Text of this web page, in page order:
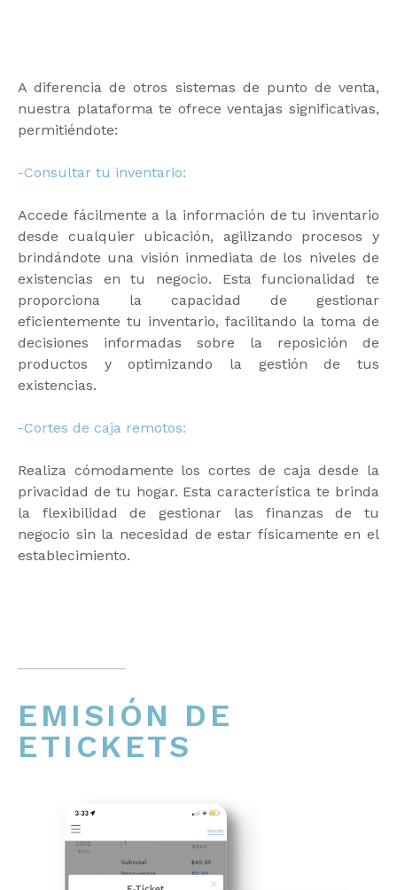
A diferencia de otros sistemas de punto de venta,
nuestra plataforma te ofrece ventajas significativas,
permitiéndote:
-Consultar tu inventario:
Accede fácilmente a la información de tu inventario
desde cualquier ubicación, agilizando procesos y
brindándote una visión inmediata de los niveles de
existencias en tu negocio. Esta funcionalidad te
proporciona la capacidad de gestionar
eficientemente tu inventario, facilitando la toma de
decisiones informadas sobre la reposición de
productos y optimizando la gestión de tus
existencias.
-Cortes de caja remotos:
Realiza cómodamente los cortes de caja desde la
privacidad de tu hogar. Esta característica te brinda
la flexibilidad de gestionar las finanzas de tu
negocio sin la necesidad de estar físicamente en el
establecimiento.
EMISIÓN DE
ETICKETS